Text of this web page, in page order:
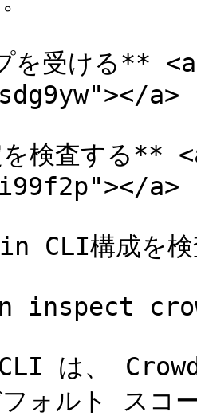
を受ける**
a>
を検査する
a>
CLI構成を
inspect
は、
フォルト スコ